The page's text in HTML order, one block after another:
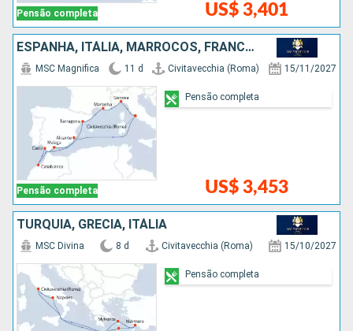
Pensão completa US$ 3,401
ESPANHA, ITÁLIA, MARROCOS, FRANCIA
Pensão completa
MSC Magnifica 11 d Civitavecchia (Roma) 15/11/2027
US$ 3,453
Pensão completa
TURQUIA, GRÉCIA, ITÁLIA
MSC Divina 8 d Civitavecchia (Roma) 15/10/2027
Pensão completa